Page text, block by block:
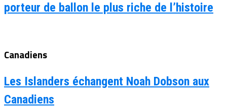
porteur de ballon le plus riche de l’histoire
Canadiens
Les Islanders échangent Noah Dobson aux
Canadiens